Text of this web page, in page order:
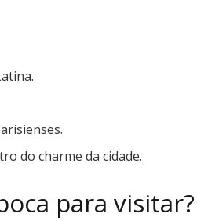
do charme da cidade.
para visitar?